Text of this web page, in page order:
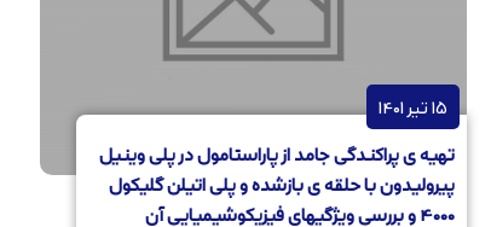
15 تیر 1401
تهیه ی پراکندگی جامد از پاراستامول در پلی وینیل
پیرولیدون با حلقه ی بازشده و پلی اتیلن گلیکول
4000 و بررسی ویژگیهای فیزیکوشیمیایی آن